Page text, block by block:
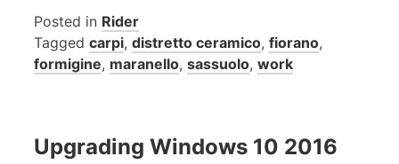
Posted in Rider
Tagged carpi, distretto ceramico, fiorano,
formigine, maranello, sassuolo, work
Upgrading Windows 10 2016